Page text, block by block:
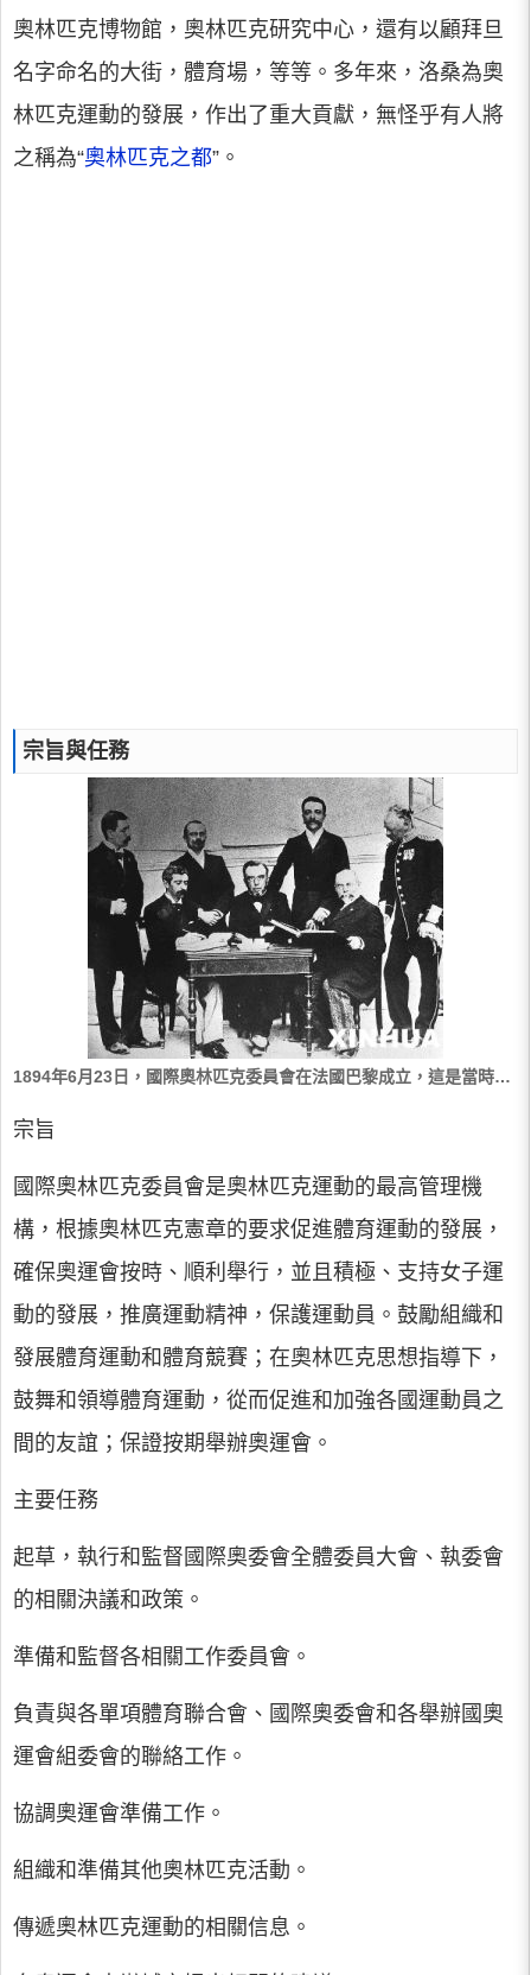
奧林匹克博物館，奧林匹克研究中心，還有以顧拜旦
名字命名的大街，體育場，等等。多年來，洛桑為奧
林匹克運動的發展，作出了重大貢獻，無怪乎有人將
之稱為“奧林匹克之都”。
宗旨與任務
1894年6月23日，國際奧林匹克委員會在法國巴黎成立，這是當時部分委員的合影。其中右三為現代奧運會的先驅顧拜旦，右二為第一任國際奧林匹克委員會主席、希臘人維凱拉斯。
宗旨
國際奧林匹克委員會是奧林匹克運動的最高管理機
構，根據奧林匹克憲章的要求促進體育運動的發展，
確保奧運會按時、順利舉行，並且積極、支持女子運
動的發展，推廣運動精神，保護運動員。鼓勵組織和
發展體育運動和體育競賽；在奧林匹克思想指導下，
鼓舞和領導體育運動，從而促進和加強各國運動員之
間的友誼；保證按期舉辦奧運會。
主要任務
起草，執行和監督國際奧委會全體委員大會、執委會
的相關決議和政策。
準備和監督各相關工作委員會。
負責與各單項體育聯合會、國際奧委會和各舉辦國奧
運會組委會的聯絡工作。
協調奧運會準備工作。
組織和準備其他奧林匹克活動。
傳遞奧林匹克運動的相關信息。